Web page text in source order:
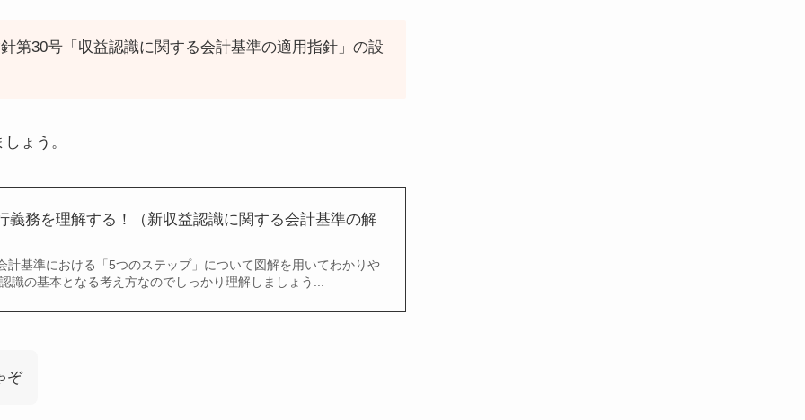
第30号「収益認識に関する会計基準の適用指針」の設
ょう。
義務を理解する！（新収益認識に関する会計基準の解
計基準における「5つのステップ」について図解を用いてわかりや
識の基本となる考え方なのでしっかり理解しましょう...
ぞ